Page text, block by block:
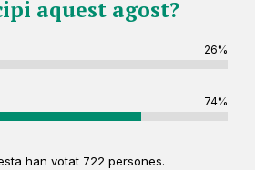
aquest agost?
26%
74%
han votat 722 persones.